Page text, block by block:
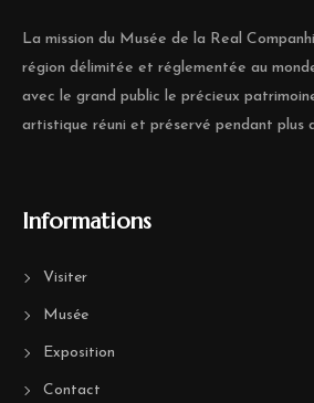
La mission du Musée de la Real
région délimitée et réglementée au
avec le grand public le précieux
artistique réuni et préservé pendant plus
Informations
Visiter
Musée
Exposition
Contact